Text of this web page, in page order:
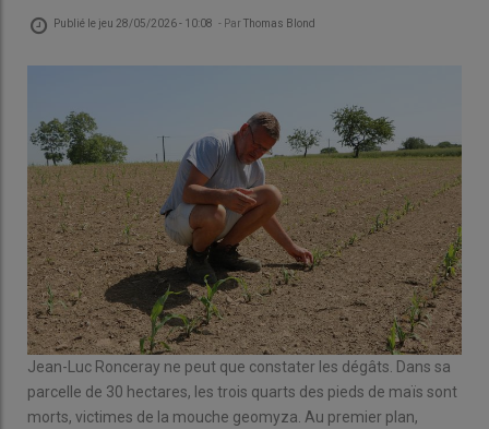
Publié le jeu 28/05/2026 - 10:08 - ParThomas Blond
Jean-Luc Ronceray ne peut que constater les dégâts. Dans sa
parcelle de 30 hectares, les trois quarts des pieds de maïs sont
morts, victimes de la mouche geomyza. Au premier plan,